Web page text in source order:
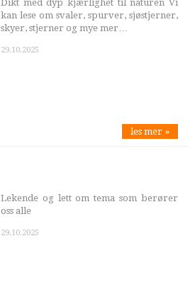
Dikt med dyp kjærlighet til naturen Vi
kan lese om svaler, spurver, sjøstjerner,
skyer, stjerner og mye mer…
29.10.2025
les mer »
Lekende og lett om tema som berører
oss alle
29.10.2025